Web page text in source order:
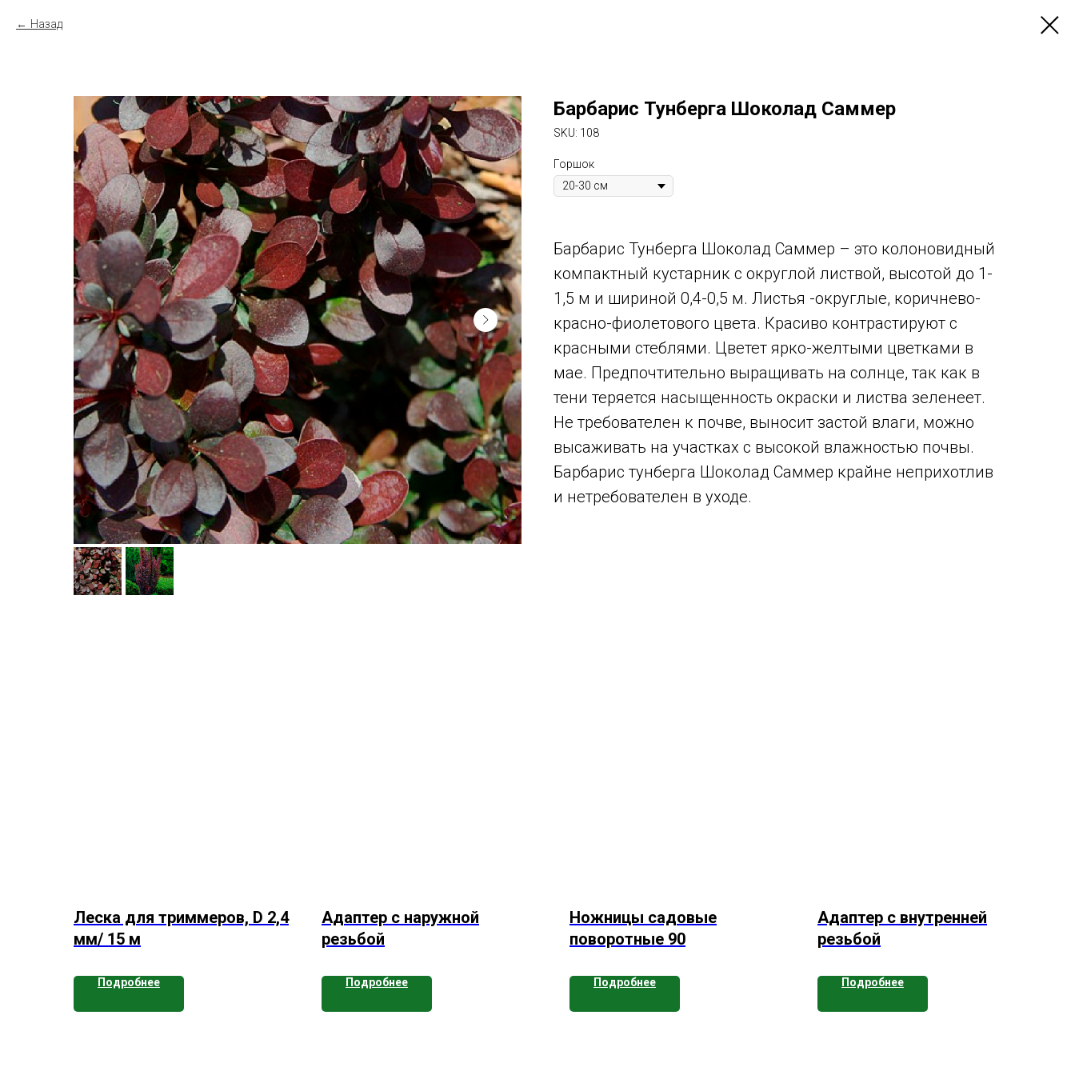
Назад
Барбарис Тунберга Шоколад Саммер
SKU: 108
Горшок
Барбарис Тунберга Шоколад Саммер – это колоновидный
компактный кустарник с округлой листвой, высотой до 1-
1,5 м и шириной 0,4-0,5 м. Листья -округлые, коричнево-
красно-фиолетового цвета. Красиво контрастируют с
красными стеблями. Цветет ярко-желтыми цветками в
мае. Предпочтительно выращивать на солнце, так как в
тени теряется насыщенность окраски и листва зеленеет.
Не требователен к почве, выносит застой влаги, можно
высаживать на участках с высокой влажностью почвы.
Барбарис тунберга Шоколад Саммер крайне неприхотлив
и нетребователен в уходе.
Леска для триммеров, D 2,4
мм/ 15 м
Подробнее
Адаптер с наружной
резьбой
Подробнее
Ножницы садовые
поворотные 90
Подробнее
Адаптер с внутренней
резьбой
Подробнее